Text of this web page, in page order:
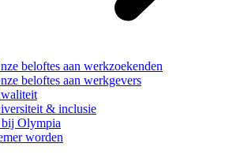
beloftes aan werkzoekenden
beloftes aan werkgevers
& inclusie
Olympia
worden